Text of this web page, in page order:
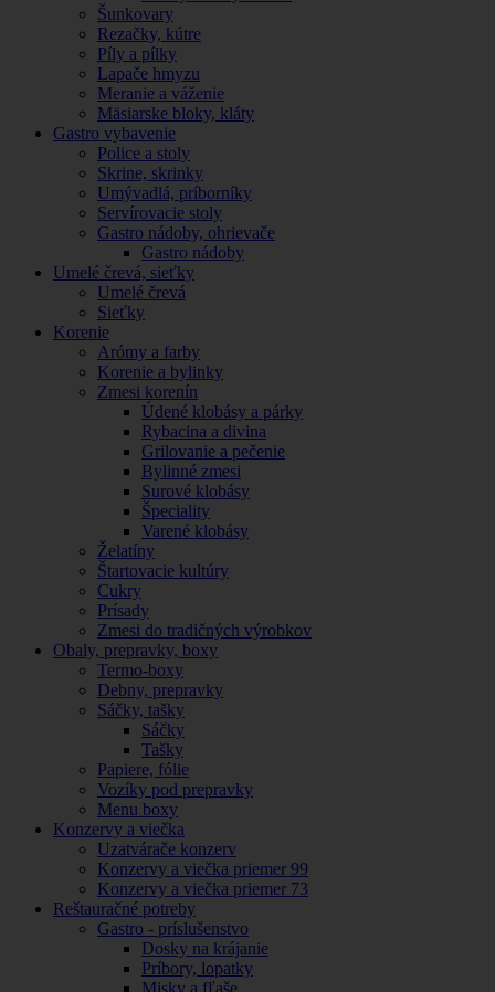
Šunkovary
Rezačky, kútre
Píly a pílky
Lapače hmyzu
Meranie a váženie
Mäsiarske bloky, kláty
Gastro vybavenie
Police a stoly
Skrine, skrinky
Umývadlá, príborníky
Servírovacie stoly
Gastro nádoby, ohrievače
Gastro nádoby
Umelé črevá, sieťky
Umelé črevá
Sieťky
Korenie
Arómy a farby
Korenie a bylinky
Zmesi korenín
Údené klobásy a párky
Rybacina a divina
Grilovanie a pečenie
Bylinné zmesi
Surové klobásy
Špeciality
Varené klobásy
Želatíny
Štartovacie kultúry
Cukry
Prísady
Zmesi do tradičných výrobkov
Obaly, prepravky, boxy
Termo-boxy
Debny, prepravky
Sáčky, tašky
Sáčky
Tašky
Papiere, fólie
Vozíky pod prepravky
Menu boxy
Konzervy a viečka
Uzatvárače konzerv
Konzervy a viečka priemer 99
Konzervy a viečka priemer 73
Reštauračné potreby
Gastro - príslušenstvo
Dosky na krájanie
Príbory, lopatky
Misky a fľaše